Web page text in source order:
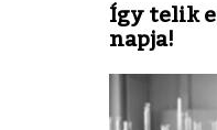
Így telik
napja!